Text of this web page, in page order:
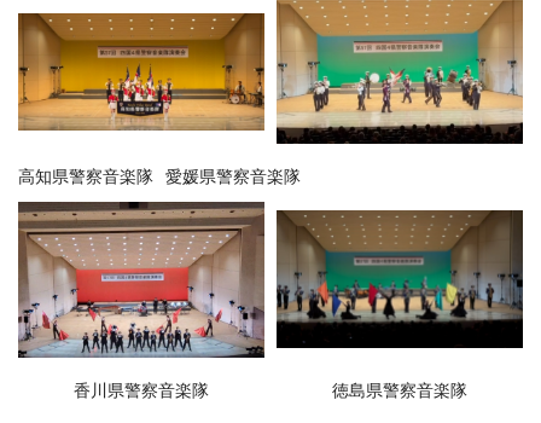
高知県警察音楽隊 愛媛県警察音楽隊
香川県警察音楽隊 徳島県警察音楽隊